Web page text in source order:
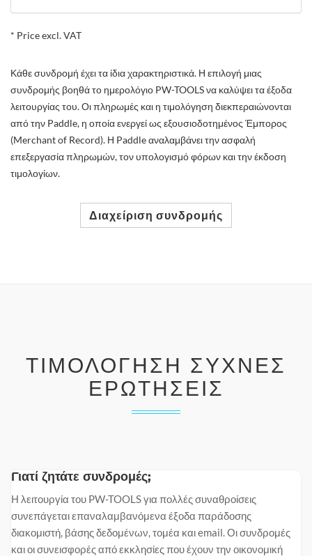
* Price excl. VAT
Κάθε συνδρομή έχει τα ίδια χαρακτηριστικά. Η επιλογή μιας
συνδρομής βοηθά το ημερολόγιο PW-TOOLS να καλύψει τα έξοδα
λειτουργίας του. Οι πληρωμές και η τιμολόγηση διεκπεραιώνονται
από την Paddle, η οποία ενεργεί ως εξουσιοδοτημένος Έμπορος
(Merchant of Record). Η Paddle αναλαμβάνει την ασφαλή
επεξεργασία πληρωμών, τον υπολογισμό φόρων και την έκδοση
τιμολογίων.
Διαχείριση συνδρομής
ΤΙΜΟΛΌΓΗΣΗ ΣΥΧΝΈΣ
ΕΡΩΤΉΣΕΙΣ
Γιατί ζητάτε συνδρομές;
Η λειτουργία του PW-TOOLS για πολλές συναθροίσεις
συνεπάγεται επαναλαμβανόμενα έξοδα παράδοσης
διακομιστή, βάσης δεδομένων, τομέα και email. Οι συνδρομές
και οι συνεισφορές από εκκλησίες που έχουν την οικονομική